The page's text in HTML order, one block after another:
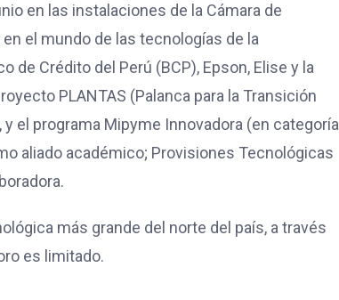
en las instalaciones de la Cámara de
el mundo de las tecnologías de la
de Crédito del Perú (BCP), Epson, Elise y la
PLANTAS (Palanca para la Transición
el programa Mipyme Innovadora (en categoría
aliado académico; Provisiones Tecnológicas
más grande del norte del país, a través
es limitado.